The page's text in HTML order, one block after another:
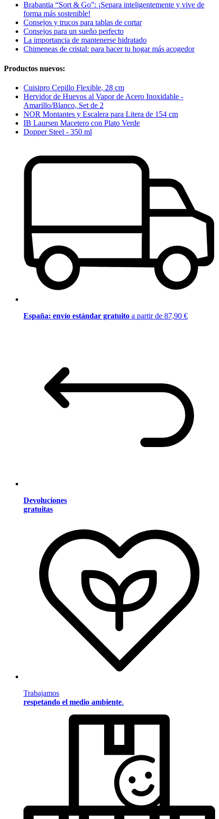
Brabantia “Sort & Go”: ¡Separa inteligentemente y vive de
forma más sostenible!
Consejos y trucos para tablas de cortar
Consejos para un sueño perfecto
La importancia de mantenerse hidratado
Chimeneas de cristal: para hacer tu hogar más acogedor
Productos nuevos:
Cuisipro Cepillo Flexible, 28 cm
Hervidor de Huevos al Vapor de Acero Inoxidable -
Amarillo/Blanco, Set de 2
NOR Montantes y Escalera para Litera de 154 cm
IB Laursen Macetero con Plato Verde
Dopper Steel - 350 ml
España: envío estándar gratuito a partir de 87,90 €
Devoluciones
gratuitas
Trabajamos
respetando el medio ambiente.